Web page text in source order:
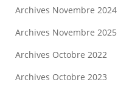
Archives Novembre 2024
Archives Novembre 2025
Archives Octobre 2022
Archives Octobre 2023